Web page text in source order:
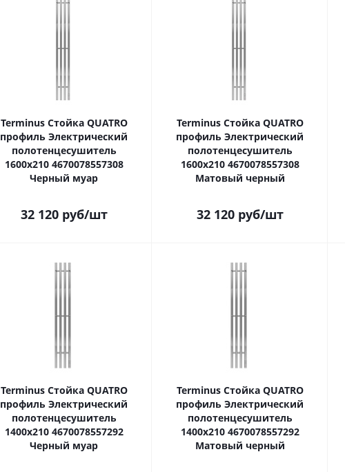
Terminus Стойка QUATRO
профиль Электрический
полотенцесушитель
1600х210 4670078557308
Черный муар
32 120руб/шт
Terminus Стойка QUATRO
профиль Электрический
полотенцесушитель
1600х210 4670078557308
Матовый черный
32 120руб/шт
Terminus Стойка QUATRO
профиль Электрический
полотенцесушитель
1400х210 4670078557292
Черный муар
Terminus Стойка QUATRO
профиль Электрический
полотенцесушитель
1400х210 4670078557292
Матовый черный